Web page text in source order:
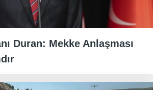
Duran: Mekke Anlaşması